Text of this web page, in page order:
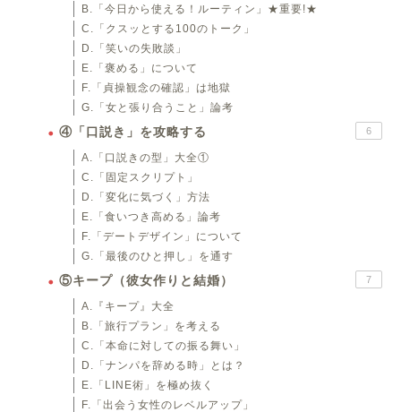
B.「今日から使える！ルーティン」★重要!★
C.「クスッとする100のトーク」
D.「笑いの失敗談」
E.「褒める」について
F.「貞操観念の確認」は地獄
G.「女と張り合うこと」論考
④「口説き」を攻略する 6
A.「口説きの型」大全①
C.「固定スクリプト」
D.「変化に気づく」方法
E.「食いつき高める」論考
F.「デートデザイン」について
G.「最後のひと押し」を通す
⑤キープ（彼女作りと結婚） 7
A.『キープ』大全
B.「旅行プラン」を考える
C.「本命に対しての振る舞い」
D.「ナンパを辞める時」とは？
E.「LINE術」を極め抜く
F.「出会う女性のレベルアップ」